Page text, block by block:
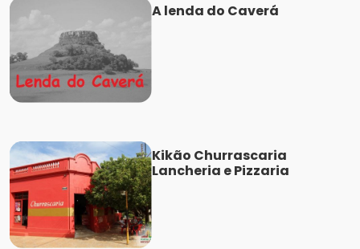
A lenda do Caverá
Kikão Churrascaria
Lancheria e Pizzaria